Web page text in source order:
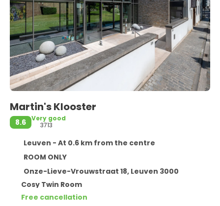
Martin's Klooster
8.6
Very good
3713
Leuven - At 0.6 km from the centre
ROOM ONLY
Onze-Lieve-Vrouwstraat 18, Leuven 3000
Cosy Twin Room
Free cancellation